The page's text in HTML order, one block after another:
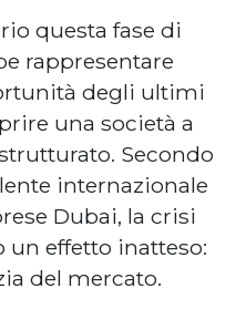
questa fase di
rappresentare
degli ultimi
una società a
Secondo
internazionale
Dubai, la crisi
effetto inatteso:
del mercato.